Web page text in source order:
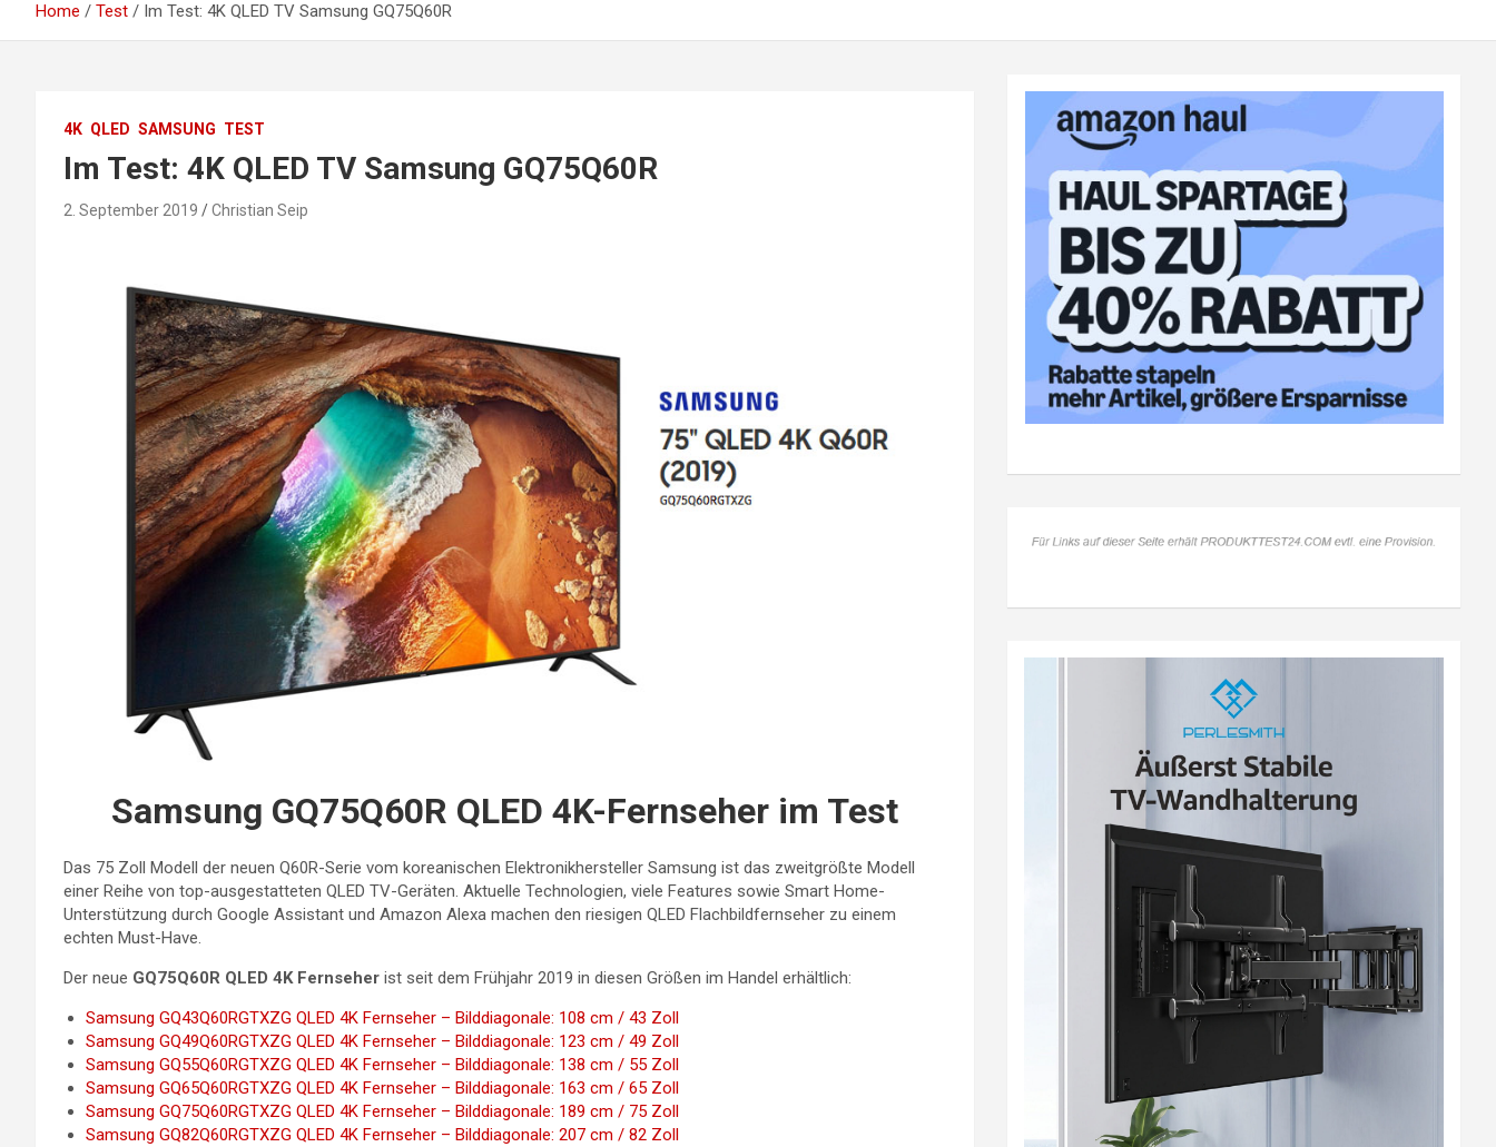
Home Test Im Test: 4K QLED TV Samsung GQ75Q60R
4K QLED SAMSUNG TEST
Im Test: 4K QLED TV Samsung GQ75Q60R
2. September 2019 Christian Seip
Samsung GQ75Q60R QLED 4K-Fernseher im Test
Das 75 Zoll Modell der neuen Q60R-Serie vom koreanischen Elektronikhersteller Samsung ist das zweitgrößte Modell
einer Reihe von top-ausgestatteten QLED TV-Geräten. Aktuelle Technologien, viele Features sowie Smart Home-
Unterstützung durch Google Assistant und Amazon Alexa machen den riesigen QLED Flachbildfernseher zu einem
echten Must-Have.
Der neue GQ75Q60R QLED 4K Fernseher ist seit dem Frühjahr 2019 in diesen Größen im Handel erhältlich:
Samsung GQ43Q60RGTXZG QLED 4K Fernseher – Bilddiagonale: 108 cm / 43 Zoll
Samsung GQ49Q60RGTXZG QLED 4K Fernseher – Bilddiagonale: 123 cm / 49 Zoll
Samsung GQ55Q60RGTXZG QLED 4K Fernseher – Bilddiagonale: 138 cm / 55 Zoll
Samsung GQ65Q60RGTXZG QLED 4K Fernseher – Bilddiagonale: 163 cm / 65 Zoll
Samsung GQ75Q60RGTXZG QLED 4K Fernseher – Bilddiagonale: 189 cm / 75 Zoll
Samsung GQ82Q60RGTXZG QLED 4K Fernseher – Bilddiagonale: 207 cm / 82 Zoll